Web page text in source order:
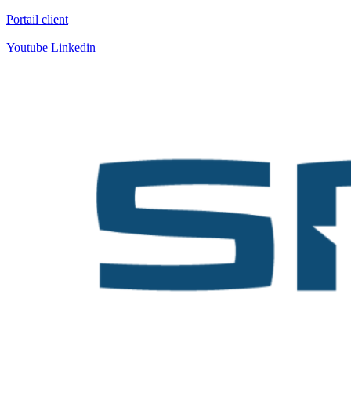
Portail client
Youtube Linkedin